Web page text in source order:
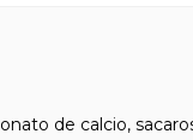
de calcio,